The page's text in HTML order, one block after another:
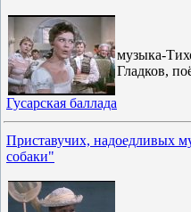
музыка-
Гладков,
Гусарская баллада
Приставучих, надоедливых
собаки"